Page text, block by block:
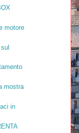
motore
mostra
in